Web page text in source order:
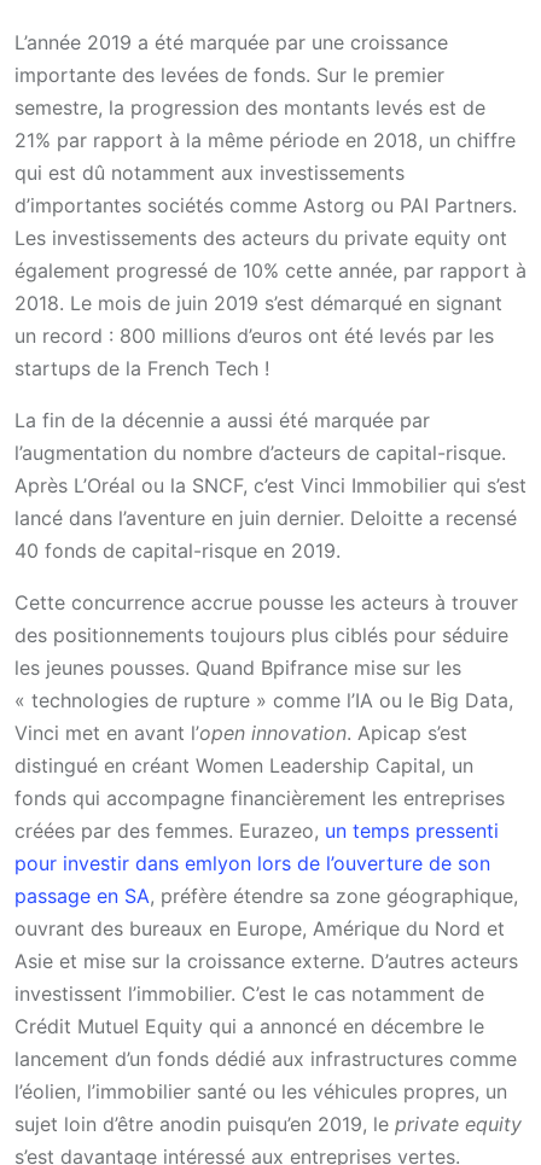
L’année 2019 a été marquée par une croissance
importante des levées de fonds. Sur le premier
semestre, la progression des montants levés est de
21% par rapport à la même période en 2018, un chiffre
qui est dû notamment aux investissements
d’importantes sociétés comme Astorg ou PAI Partners.
Les investissements des acteurs du private equity ont
également progressé de 10% cette année, par rapport à
2018. Le mois de juin 2019 s’est démarqué en signant
un record : 800 millions d’euros ont été levés par les
startups de la French Tech !
La fin de la décennie a aussi été marquée par
l’augmentation du nombre d’acteurs de capital-risque.
Après L’Oréal ou la SNCF, c’est Vinci Immobilier qui s’est
lancé dans l’aventure en juin dernier. Deloitte a recensé
40 fonds de capital-risque en 2019.
Cette concurrence accrue pousse les acteurs à trouver
des positionnements toujours plus ciblés pour séduire
les jeunes pousses. Quand Bpifrance mise sur les
« technologies de rupture » comme l’IA ou le Big Data,
Vinci met en avant l’open innovation. Apicap s’est
distingué en créant Women Leadership Capital, un
fonds qui accompagne financièrement les entreprises
créées par des femmes. Eurazeo, un temps pressenti
pour investir dans emlyon lors de l’ouverture de son
passage en SA, préfère étendre sa zone géographique,
ouvrant des bureaux en Europe, Amérique du Nord et
Asie et mise sur la croissance externe. D’autres acteurs
investissent l’immobilier. C’est le cas notamment de
Crédit Mutuel Equity qui a annoncé en décembre le
lancement d’un fonds dédié aux infrastructures comme
l’éolien, l’immobilier santé ou les véhicules propres, un
sujet loin d’être anodin puisqu’en 2019, le private equity
s’est davantage intéressé aux entreprises vertes.